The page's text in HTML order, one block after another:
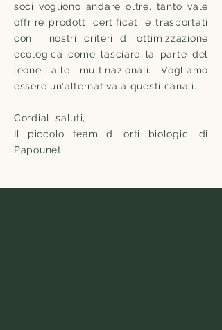
soci vogliono andare oltre, tanto vale
offrire prodotti certificati e trasportati
con i nostri criteri di ottimizzazione
ecologica come lasciare la parte del
leone alle multinazionali. Vogliamo
essere un'alternativa a questi canali.
Cordiali saluti,
Il piccolo team di orti biologici di
Papounet